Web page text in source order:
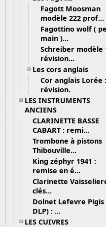
Fagott Moosman
modèle 222 prof...
Fagottino wolf (
main )...
Schreiber modèle
révision...
Les cors anglais
Cor anglais Lorée :
révision.
LES INSTRUMENTS
ANCIENS
CLARINETTE BASSE
CABART : remi...
Trombone à pistons
Thibouville...
King zéphyr 1941 :
remise en é...
Clarinette
clés...
Dolnet Lefevre Pigis
DLP) : ...
LES CUIVRES